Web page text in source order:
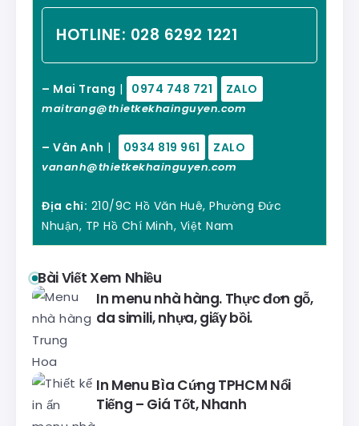
HOTLINE: 028 6292 1221
– Mai Trang | 0974 748 721 ZALO
maitrang@thietkekhainguyen.com
– Vân Anh | 0934 819 961 ZALO
vananh@thietkekhainguyen.com
Địa chỉ: 210/9C Hồ Văn Huê, Phường Đức
Nhuận, TP Hồ Chí Minh, Việt Nam
Bài Viết Xem Nhiều
In menu nhà hàng. Thực đơn gỗ,
da simili, nhựa, giấy bồi.
In Menu Bìa Cứng TPHCM Nổi
Tiếng – Giá Tốt, Nhanh